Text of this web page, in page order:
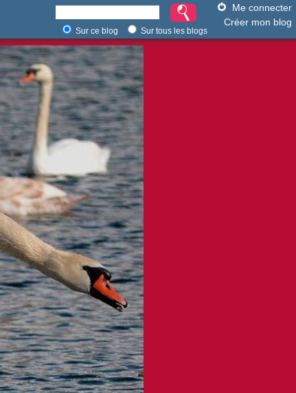
Me connecter
Créer mon blog
Sur ce blog Sur tous les blogs